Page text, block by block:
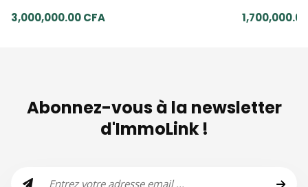
3,000,000.00 CFA
Abonnez-vous à la newsletter
d'ImmoLink !